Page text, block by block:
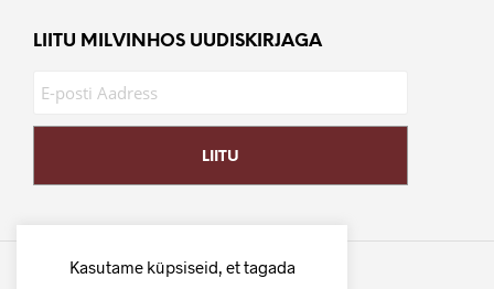
LIITU MILVINHOS UUDISKIRJAGA
Kasutame küpsiseid, et tagada